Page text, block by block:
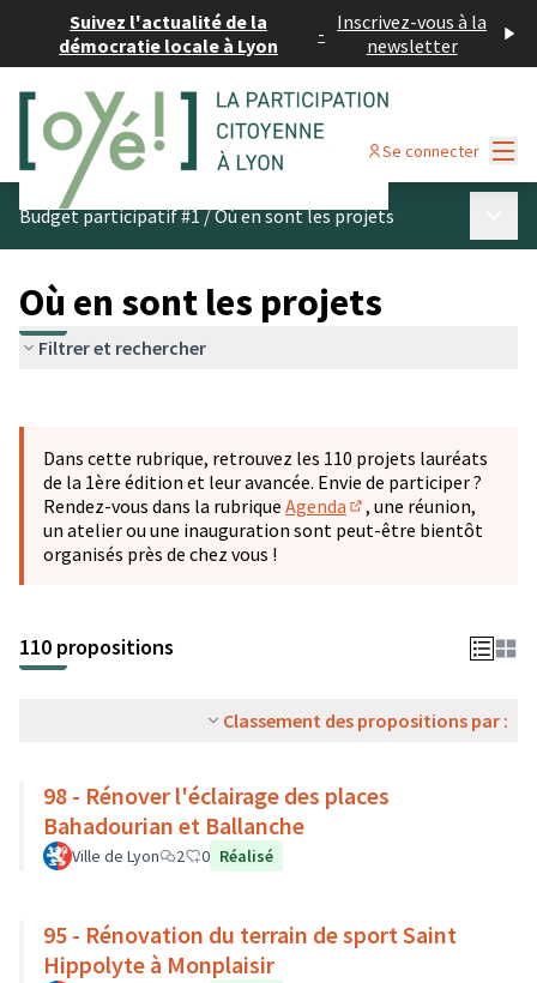
Suivez l'actualité de la
démocratie locale à Lyon
- Inscrivez-vous à la
newsletter
Se connecter
Budget participatif #1/Où en sont les projets
Où en sont les projets
Filtrer et rechercher
−
Dans cette rubrique, retrouvez les 110 projets lauréats
de la 1ère édition et leur avancée. Envie de participer ?
Rendez-vous dans la rubrique Agenda
(S'ouvre dans un
, une réunion,
un atelier ou une inauguration sont peut-être bientôt
organisés près de chez vous !
110 propositions
Classement des propositions par :
98 - Rénover l'éclairage des places
Bahadourian et Ballanche
Ville de Lyon 2 0 Réalisé
95 - Rénovation du terrain de sport Saint
Hippolyte à Monplaisir